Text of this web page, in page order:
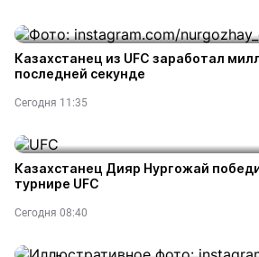
Казахстанец из UFC заработал
последней секунде
Сегодня 11:35
Казахстанец Дияр Нургожай
турнире UFC
Сегодня 08:40